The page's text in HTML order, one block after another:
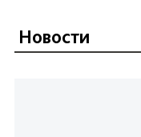
Новости